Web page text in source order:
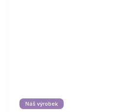
Náš výrobek